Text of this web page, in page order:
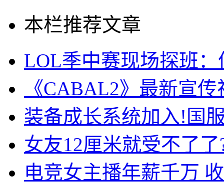
本栏推荐文章
LOL季中赛现场探班：
《CABAL2》最新宣
装备成长系统加入!国
女友12厘米就受不了了
电竞女主播年薪千万